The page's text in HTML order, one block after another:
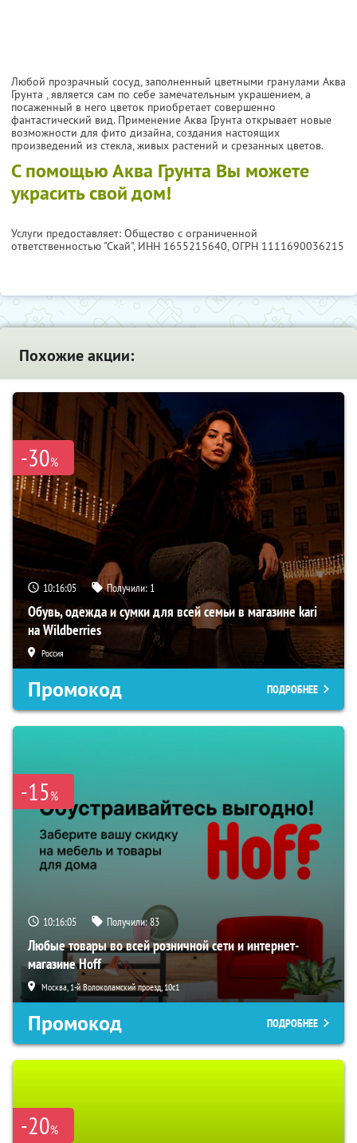
Любой прозрачный сосуд, заполненный цветными гранулами Аква
Грунта , является сам по себе замечательным украшением, а
посаженный в него цветок приобретает совершенно
фантастический вид. Применение Аква Грунта открывает новые
возможности для фито дизайна, создания настоящих
произведений из стекла, живых растений и срезанных цветов.
С помощью Аква Грунта Вы можете
украсить свой дом!
Услуги предоставляет: Общество с ограниченной
ответственностью "Скай", ИНН 1655215640, ОГРН 1111690036215
Похожие акции:
-30%
10:16:03 Получили: 1
Обувь, одежда и сумки для всей семьи в магазине kari
на Wildberries
Россия
Промокод ПОДРОБНЕЕ
-15%
10:16:03 Получили:83
Любые товары во всей розничной сети и интернет-
магазине Hoff
Москва, 1-й Волоколамский проезд, 10с1
Промокод ПОДРОБНЕЕ
-20%